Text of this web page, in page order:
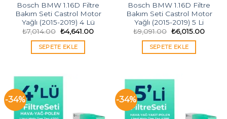
Bosch BMW 1.16D Filtre
Bakım Seti Castrol Motor
Yağlı (2015-2019) 4 Lü
₺7,014.00 Orijinal
fiyat:
₺7,014.00.
₺4,641.00Şu
SEPETE EKLE
Bosch BMW 1.16D Filtre
Bakım Seti Castrol Motor
Yağlı (2015-2019) 5 Li
₺9,091.00 Orijinal
fiyat:
₺9,091.00.
₺6,015.00Şu
SEPETE EKLE
-34% -34%